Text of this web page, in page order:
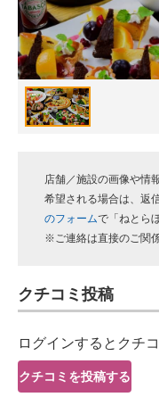
スマホと通信の最新ト
進化するPCとデバイス
好きが集まる 比べて
ビジネスと働き方のヒン
企業ITのトレンドを詳
経営リーダーのコミュ
ITエンジニア向け専門
企業向けIT製品の総合
IT製品の技術・比較・事
店舗／施設の画像や情
希望される場合は、返
のフォームで「ねとら
※ご連絡は直接のご関
クチコミ投稿
ログインするとクチ
クチコミを投稿する